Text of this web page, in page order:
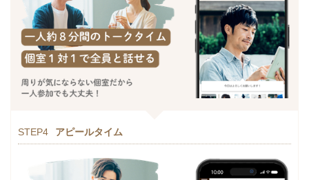
STEP4 アピールタイム